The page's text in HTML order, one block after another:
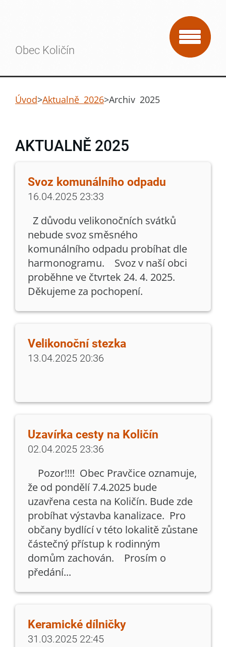
Obec Količín
Úvod>Aktualně 2026>Archiv 2025
AKTUALNĚ 2025
Svoz komunálního odpadu
16.04.2025 23:33
Z důvodu velikonočních svátků
nebude svoz směsného
komunálního odpadu probíhat dle
harmonogramu. Svoz v naší obci
proběhne ve čtvrtek 24. 4. 2025.
Děkujeme za pochopení.
Velikonoční stezka
13.04.2025 20:36
Uzavírka cesty na Količín
02.04.2025 23:36
Pozor!!!! Obec Pravčice oznamuje,
že od pondělí 7.4.2025 bude
uzavřena cesta na Količín. Bude zde
probíhat výstavba kanalizace. Pro
občany bydlící v této lokalitě zůstane
částečný přístup k rodinným
domům zachován. Prosím o
předání...
Keramické dílničky
31.03.2025 22:45